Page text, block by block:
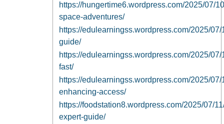
https://hungertime6.wordpress.com/2025/07/
space-adventures/
https://edulearningss.wordpress.com/2025/
guide/
https://edulearningss.wordpress.com/2025/
fast/
https://edulearningss.wordpress.com/2025/
enhancing-access/
https://foodstation8.wordpress.com/2025/07/
expert-guide/